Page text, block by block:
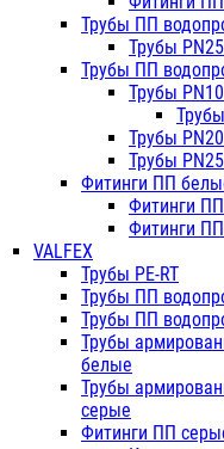
Трубы ПП
Трубы
Трубы ПП
Трубы
Трубы
Трубы
Фитинги ПП
Фитинги
Фитинги
VALFEX
Трубы PE-RT
Трубы ПП
Трубы ПП
Трубы
белые
Трубы
серые
Фитинги ПП